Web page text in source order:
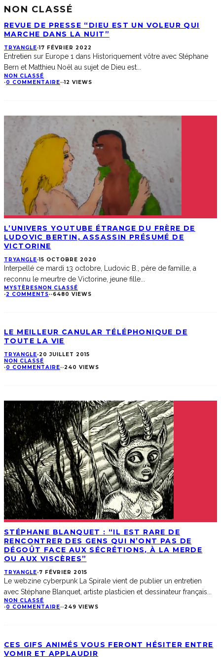
NON CLASSÉ
REVUE DE PRESSE “DIEU EST UN VOLEUR QUI
MARCHE DANS LA NUIT”
TRYANGLE·17 FÉVRIER 2022
Entretien sur Europe 1 dans Historiquement vôtre avec Stéphane
Bern et Matthieu Noël au sujet de Dieu est
NON CLASSÉ
·0 COMMENTAIRE··12 VIEWS
L’UNIVERS YOUTUBE ÉTRANGE DU FRÈRE DE
LUDOVIC BERTIN, ASSASSIN PRÉSUMÉ DE
VICTORINE
TRYANGLE·15 OCTOBRE 2020
Interpellé ce mardi 13 octobre, Ludovic B., père de famille, a
reconnu le meurtre de Victorine, jeune fille
MYSTÈRES NON CLASSÉ
·2 COMMENTS··6480 VIEWS
LE MEILLEUR CANULAR TÉLÉPHONIQUE DE
TOUTE LA VIE
TRYANGLE·20 JUILLET 2015
NON CLASSÉ
·0 COMMENTAIRE··240 VIEWS
STÉPHANE BLANQUET : “IL EST RARE DE
RENCONTRER DES GENS QUI N’ONT PAS DE
DÉGOÛT FACE AUX SÉCRÉTIONS, À LA MERDE
OU AUX VISCÈRES”
TRYANGLE·7 FÉVRIER 2015
Le webzine cyberpunk La Spirale vient de publier un entretien
avec Stéphane Blanquet, artiste plasticien et dessinateur français
NON CLASSÉ
·0 COMMENTAIRE··249 VIEWS
CES GIFS ANIMÉS VOUS FERONT HÉSITER ENTRE
VOMIR ET APPLAUDIR